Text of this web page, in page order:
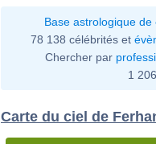
Base astrologique de
78 138 célébrités et
Chercher par
1
Carte du ciel de